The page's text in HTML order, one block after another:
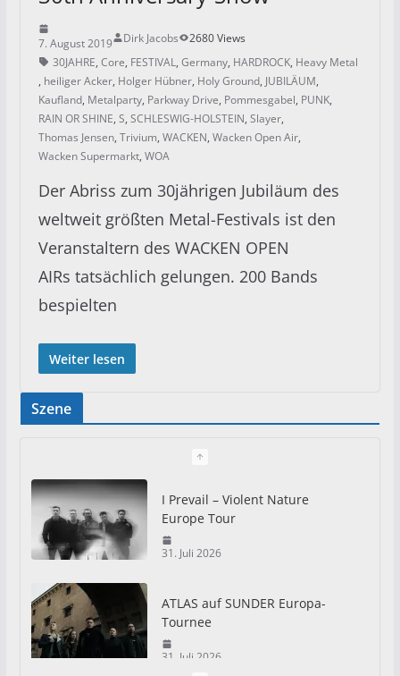
7. August 2019 Dirk Jacobs
2680 Views
30JAHRE, Core, FESTIVAL, Germany, HARDROCK, Heavy Metal
, heiliger Acker, Holger Hübner, Holy Ground, JUBILÄUM,
Kaufland, Metalparty, Parkway Drive, Pommesgabel, PUNK,
RAIN OR SHINE, S, SCHLESWIG-HOLSTEIN, Slayer,
Thomas Jensen, Trivium, WACKEN, Wacken Open Air,
Wacken Supermarkt, WOA
Der Abriss zum 30jährigen Jubiläum des
weltweit größten Metal-Festivals ist den
Veranstaltern des WACKEN OPEN
AIRs tatsächlich gelungen. 200 Bands
bespielten
Weiter lesen
Szene
I Prevail – Violent Nature
Europe Tour
31. Juli 2026
ATLAS auf SUNDER Europa-
Tournee
31. Juli 2026